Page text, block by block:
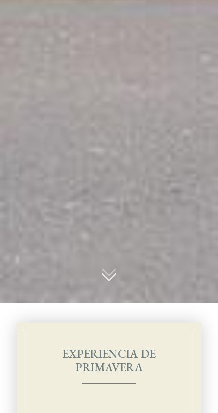
EXPERIENCIA DE
PRIMAVERA